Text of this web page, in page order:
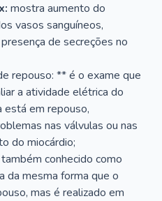
mostra aumento do
vasos sanguíneos,
de secreções no
repouso: ** é o exame que
a atividade elétrica do
está em repouso,
nas válvulas ou nas
do miocárdio;
também conhecido como
da mesma forma que o
mas é realizado em